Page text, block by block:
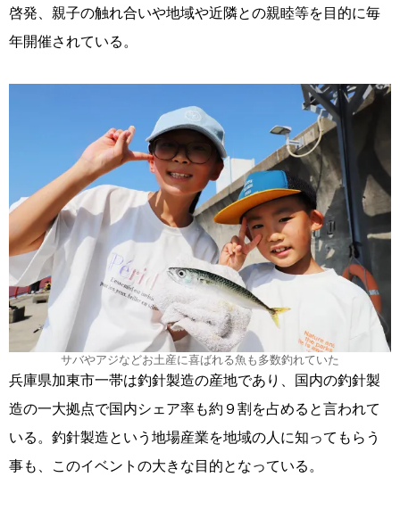
啓発、親子の触れ合いや地域や近隣との親睦等を目的に毎
年開催されている。
サバやアジなどお土産に喜ばれる魚も多数釣れていた
兵庫県加東市一帯は釣針製造の産地であり、国内の釣針製
造の一大拠点で国内シェア率も約９割を占めると言われて
いる。釣針製造という地場産業を地域の人に知ってもらう
事も、このイベントの大きな目的となっている。